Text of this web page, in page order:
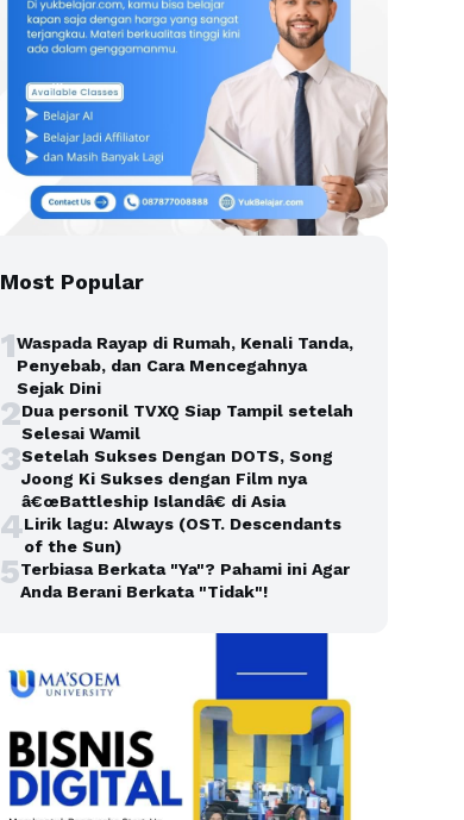
Most Popular
1Waspada Rayap di Rumah, Kenali Tanda,
Penyebab, dan Cara Mencegahnya
Sejak Dini
2Dua personil TVXQ Siap Tampil setelah
Selesai Wamil
3Setelah Sukses Dengan DOTS, Song
Joong Ki Sukses dengan Film nya
â€œBattleship Islandâ€ di Asia
4Lirik lagu: Always (OST. Descendants
of the Sun)
5Terbiasa Berkata "Ya"? Pahami ini Agar
Anda Berani Berkata "Tidak"!